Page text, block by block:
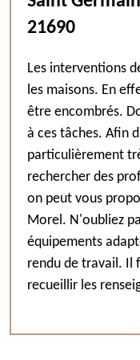
21690
Les interventions
les maisons. En
être encombrés.
à ces tâches. Afin
particulièrement
rechercher des
on peut vous
Morel. N'oubliez
équipements
rendu de travail. Il
recueillir les